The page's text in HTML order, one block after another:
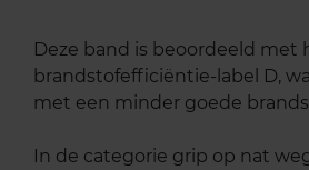
Deze band is beoordeeld met
brandstofefficiëntie-label D,
met een minder goede
In de categorie grip op nat